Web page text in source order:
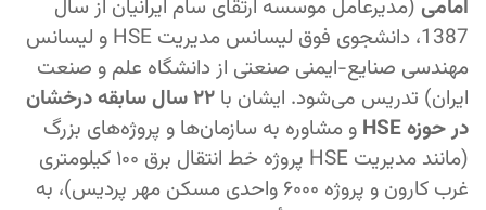
امامی (مدیرعامل موسسه ارتقای سام ایرانیان از سال
1387، دانشجوی فوق لیسانس مدیریت HSE و لیسانس
مهندسی صنایع-ایمنی صنعتی از دانشگاه علم و صنعت
ایران) تدریس می‌شود. ایشان با
۲۲ سال سابقه درخشان
در حوزه HSE
و مشاوره به سازمان‌ها و پروژه‌های بزرگ
(مانند مدیریت HSE پروژه خط انتقال برق ۱۰۰ کیلومتری
غرب کارون و پروژه ۶۰۰۰ واحدی مسکن مهر پردیس)، به